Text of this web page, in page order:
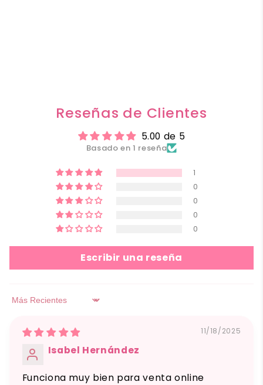
Reseñas de Clientes
5.00 de 5
Basado en 1 reseña
1
0
0
0
0
Escribir una reseña
Sort by
11/18/2025
Isabel Hernández
Funciona muy bien para venta online